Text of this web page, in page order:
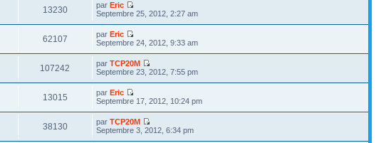
13230 parEric
Septembre 25, 2012, 2:27 am
62107 parEric
Septembre 24, 2012, 9:33 am
107242 parTCP20M
Septembre 23, 2012, 7:55 pm
13015 parEric
Septembre 17, 2012, 10:24 pm
38130 parTCP20M
Septembre 3, 2012, 6:34 pm